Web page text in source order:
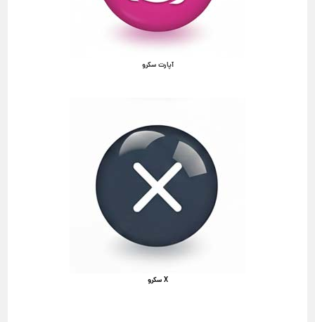
آپارت سکرو
X سکرو